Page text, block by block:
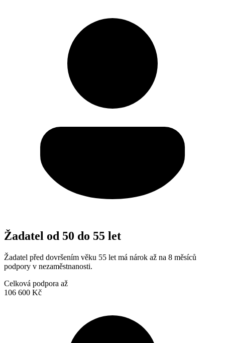
Žadatel od 50 do 55 let
Žadatel před dovršením věku 55 let má nárok až na 8 měsíců
podpory v nezaměstnanosti.
Celková podpora až
106 600 Kč